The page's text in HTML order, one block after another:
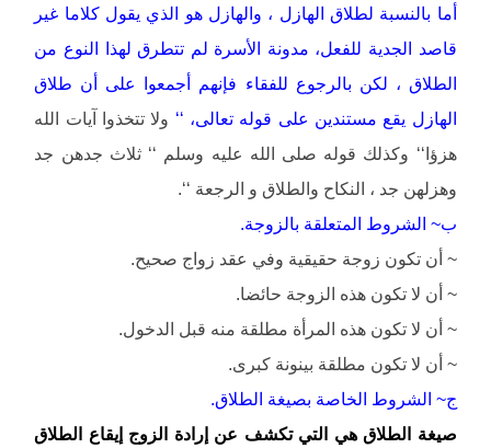
أما بالنسبة لطلاق الهازل ، والهازل هو الذي يقول كلاما غير
قاصد الجدية للفعل، مدونة الأسرة لم تتطرق لهذا النوع من
الطلاق ، لكن بالرجوع للفقاء فإنهم أجمعوا على أن طلاق
الهازل يقع مستندين على قوله تعالى، ‘‘ ولا تتخذوا آيات الله
هزؤا‘‘ وكذلك قوله صلى الله عليه وسلم ‘‘ ثلاث جدهن جد
وهزلهن جد ، النكاح والطلاق و الرجعة ‘‘.
ب~ الشروط المتعلقة بالزوجة.
~ أن تكون زوجة حقيقية وفي عقد زواج صحيح.
~ أن لا تكون هذه الزوجة حائضا.
~ أن لا تكون هذه المرأة مطلقة منه قبل الدخول.
~ أن لا تكون مطلقة بينونة كبرى.
ج~ الشروط الخاصة بصيغة الطلاق.
صيغة الطلاق هي التي تكشف عن إرادة الزوج إيقاع الطلاق